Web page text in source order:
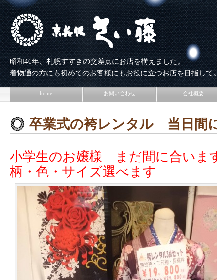
昭和40年、札幌すすきの交差点にお店を構えました。
着物通の方にも初めてのお客様にもお役に立つお店を目指して
home お問い合わせ 会社概要
卒業式の袴レンタル 当日間
小学生のお嬢様 まだ間に合いま
柄・色・サイズ選べます